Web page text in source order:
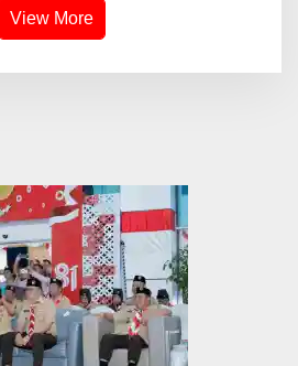
View More